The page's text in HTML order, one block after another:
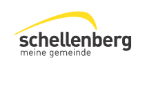
Gemeinde Schellenberg Startseite